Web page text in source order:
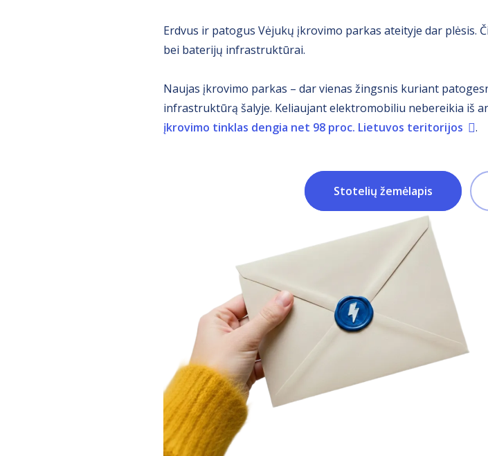
Erdvus ir patogus Vėjukų įkrovimo parkas ateityje dar plėsis.
bei baterijų infrastruktūrai.
Naujas įkrovimo parkas – dar vienas žingsnis kuriant
infrastruktūrą šalyje. Keliaujant elektromobiliu nebereikia iš
įkrovimo tinklas dengia net 98 proc. Lietuvos teritorijos
.
Stotelių žemėlapis